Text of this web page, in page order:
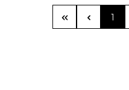
Seite
1